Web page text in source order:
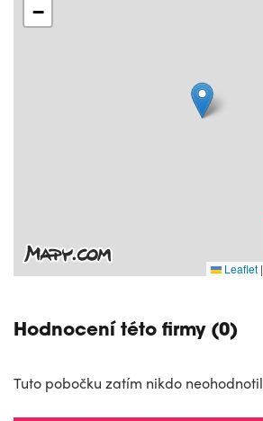
−
Leaflet |
Hodnocení této firmy (0)
Tuto pobočku zatím nikdo neohodnotil